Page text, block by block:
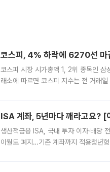
코스피, 4% 하락에 6270선 마
코스피 시장 시가총액 1, 2위 종목인
래소에 따르면 코스피 지수는 전 거
ISA 계좌, 5년마다 깨라고요? [
생산적금융 ISA, 국내 투자 이자·배당
이월도 폐지…기존 계좌까지 적용청년